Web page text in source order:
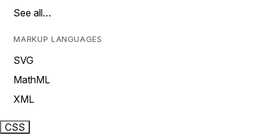
See all…
MARKUP LANGUAGES
SVG
MathML
XML
CSS